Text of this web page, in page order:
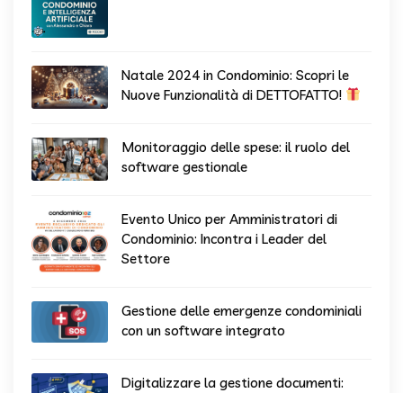
Natale 2024 in Condominio: Scopri le
Nuove Funzionalità di DETTOFATTO!
Monitoraggio delle spese: il ruolo del
software gestionale
Evento Unico per Amministratori di
Condominio: Incontra i Leader del
Settore
Gestione delle emergenze condominiali
con un software integrato
Digitalizzare la gestione documenti: